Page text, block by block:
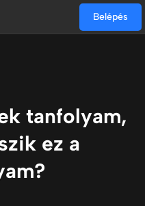
Belépés
tanfolyam,
ez a